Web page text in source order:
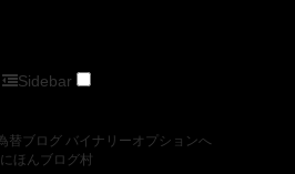
Sidebar
にほんブログ村